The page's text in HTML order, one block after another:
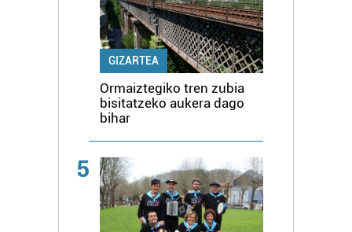
GIZARTEA
Ormaiztegiko tren zubia
bisitatzeko aukera dago
bihar
5